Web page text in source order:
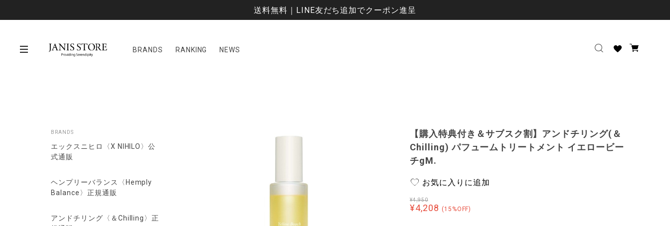
送料無料｜LINE友だち追加でクーポン進呈
BRANDS RANKING NEWS
【購入特典付き＆サブスク割】アンドチリング(＆
Chilling) パフュームトリートメント イエロービー
チgM.
お気に入りに追加
¥4,950
¥4,208 (15%OFF)
BRANDS
エックスニヒロ〈X NIHILO〉公
式通販
ヘンプリーバランス〈Hemply
Balance〉正規通販
アンドチリング〈＆Chilling〉正